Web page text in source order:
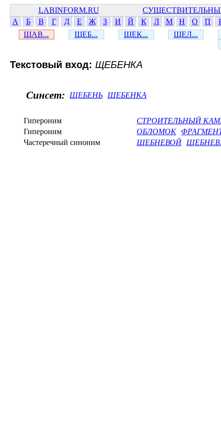
LABINFORM.RU
А
Б В Г Д Е Ж З И Й К Л М Н О П
ЩАВ...
ЩЕБ... ЩЕК... ЩЕЛ...
Текстовый вход: ЩЕБЕНКА
Синсет: ЩЕБЕНЬ ЩЕБЕНКА
Гипероним
СТРОИТЕЛЬНЫЙ
Гипероним
ОБЛОМОК
Частеречный синоним
ЩЕБНЕВОЙ